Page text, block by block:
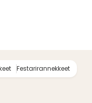
Festarirannekkeet